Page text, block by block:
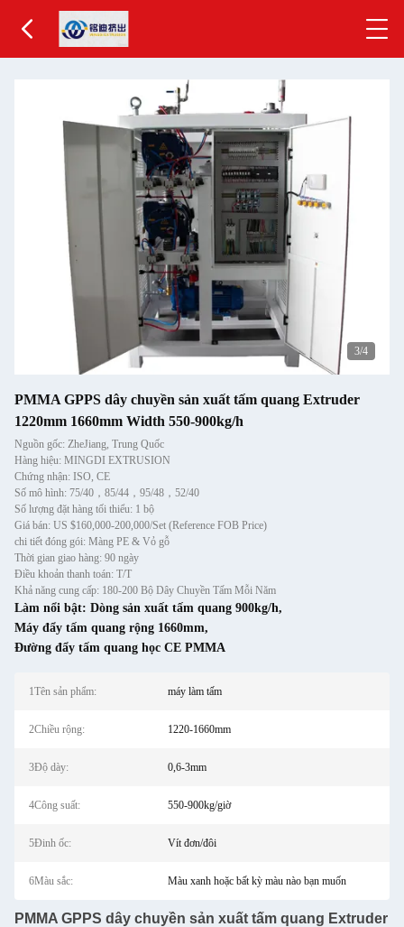
4/4
PMMA GPPS dây chuyền sản xuất tấm quang Extruder
1220mm 1660mm Width 550-900kg/h
Nguồn gốc: ZheJiang, Trung Quốc
Hàng hiệu: MINGDI EXTRUSION
Chứng nhận: ISO, CE
Số mô hình: 75/40，85/44，95/48，52/40
Số lượng đặt hàng tối thiểu: 1 bộ
Giá bán: US $160,000-200,000/Set (Reference FOB Price)
chi tiết đóng gói: Màng PE & Vỏ gỗ
Thời gian giao hàng: 90 ngày
Điều khoản thanh toán: T/T
Khả năng cung cấp: 180-200 Bộ Dây Chuyền Tấm Mỗi Năm
Làm nổi bật: Dòng sản xuất tấm quang 900kg/h,
Máy đẩy tấm quang rộng 1660mm,
Đường đẩy tấm quang học CE PMMA
1Tên sản phẩm: máy làm tấm
2Chiều rộng: 1220-1660mm
3Độ dày: 0,6-3mm
4Công suất: 550-900kg/giờ
5Đinh ốc: Vít đơn/đôi
6Màu sắc: Màu xanh hoặc bất kỳ màu nào bạn muốn
PMMA GPPS dây chuyền sản xuất tấm quang Extruder